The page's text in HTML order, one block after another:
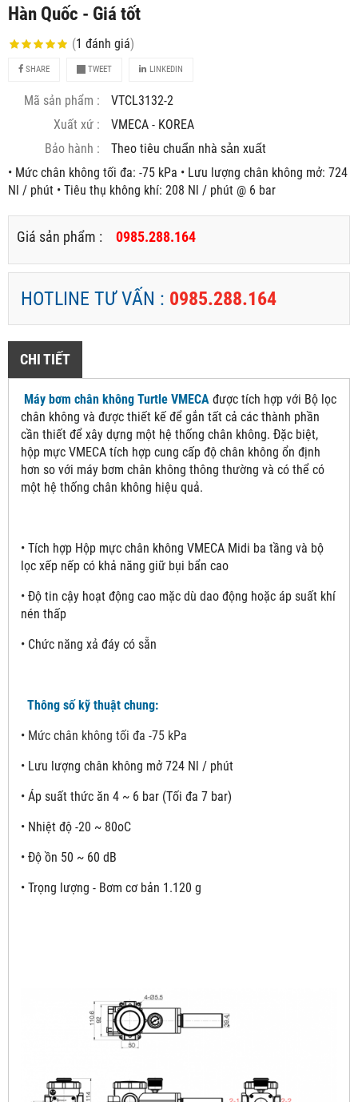
Hàn Quốc - Giá tốt
(1 đánh giá)
SHARE TWEET LINKEDIN
Mã sản phẩm :
VTCL3132-2
Xuất xứ :
VMECA - KOREA
Bảo hành :
Theo tiêu chuẩn nhà sản xuất
• Mức chân không tối đa: -75 kPa • Lưu lượng chân không mở: 724
Nl / phút • Tiêu thụ không khí: 208 Nl / phút @ 6 bar
Giá sản phẩm : 0985.288.164
HOTLINE TƯ VẤN : 0985.288.164
CHI TIẾT
Máy bơm chân không Turtle VMECA được tích hợp với Bộ lọc
chân không và được thiết kế để gắn tất cả các thành phần
cần thiết để xây dựng một hệ thống chân không. Đặc biệt,
hộp mực VMECA tích hợp cung cấp độ chân không ổn định
hơn so với máy bơm chân không thông thường và có thể có
một hệ thống chân không hiệu quả.
• Tích hợp Hộp mực chân không VMECA Midi ba tầng và bộ
lọc xếp nếp có khả năng giữ bụi bẩn cao
• Độ tin cậy hoạt động cao mặc dù dao động hoặc áp suất khí
nén thấp
• Chức năng xả đáy có sẵn
Thông số kỹ thuật chung:
• Mức chân không tối đa -75 kPa
• Lưu lượng chân không mở 724 Nl / phút
• Áp suất thức ăn 4 ~ 6 bar (Tối đa 7 bar)
• Nhiệt độ -20 ~ 80oC
• Độ ồn 50 ~ 60 dB
• Trọng lượng - Bơm cơ bản 1.120 g